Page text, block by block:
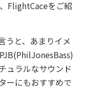
FlightCaceをご紹
うと、あまりイメ
ュラルなサウンド
ーにもおすすめで